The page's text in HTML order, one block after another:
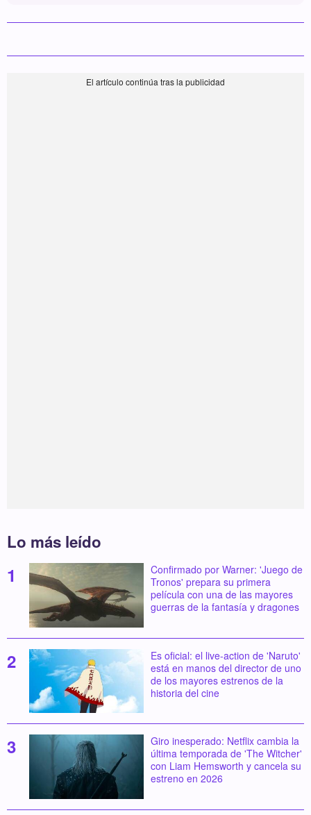
Lo más leído
Confirmado por Warner: 'Juego de
Tronos' prepara su primera
película con una de las mayores
guerras de la fantasía y dragones
Es oficial: el live-action de 'Naruto'
está en manos del director de uno
de los mayores estrenos de la
historia del cine
Giro inesperado: Netflix cambia la
última temporada de 'The Witcher'
con Liam Hemsworth y cancela su
estreno en 2026